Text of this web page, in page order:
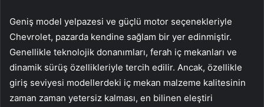
Geniş model yelpazesi ve güçlü motor seçenekleriyle
Chevrolet, pazarda kendine sağlam bir yer edinmiştir.
Genellikle teknolojik donanımları, ferah iç mekanları ve
dinamik sürüş özellikleriyle tercih edilir. Ancak, özellikle
giriş seviyesi modellerdeki iç mekan malzeme kalitesinin
zaman zaman yetersiz kalması, en bilinen eleştiri